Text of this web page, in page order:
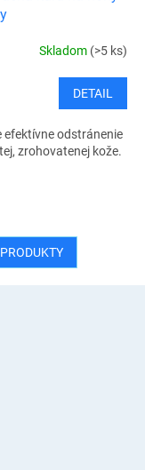
D
A
R
M
O
Skladom (>5 ks)
DETAIL
efektívne odstránenie
zrohovatenej kože.